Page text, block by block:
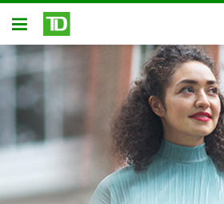
跳转到主要内容
开放式房屋贷款